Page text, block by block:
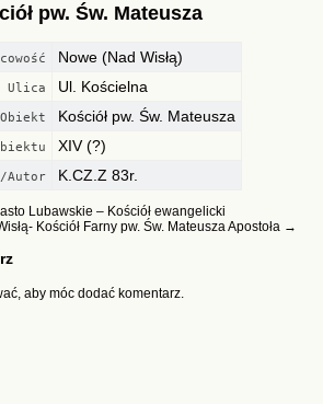
pw. Św. Mateusza
Nowe (Nad Wisłą)
Ulica Ul. Kościelna
Obiekt Kościół pw. Św. Mateusza
XIV (?)
Autor K.CZ.Z 83r.
Lubawskie – Kościół ewangelicki
Kościół Farny pw. Św. Mateusza Apostoła →
, aby móc dodać komentarz.